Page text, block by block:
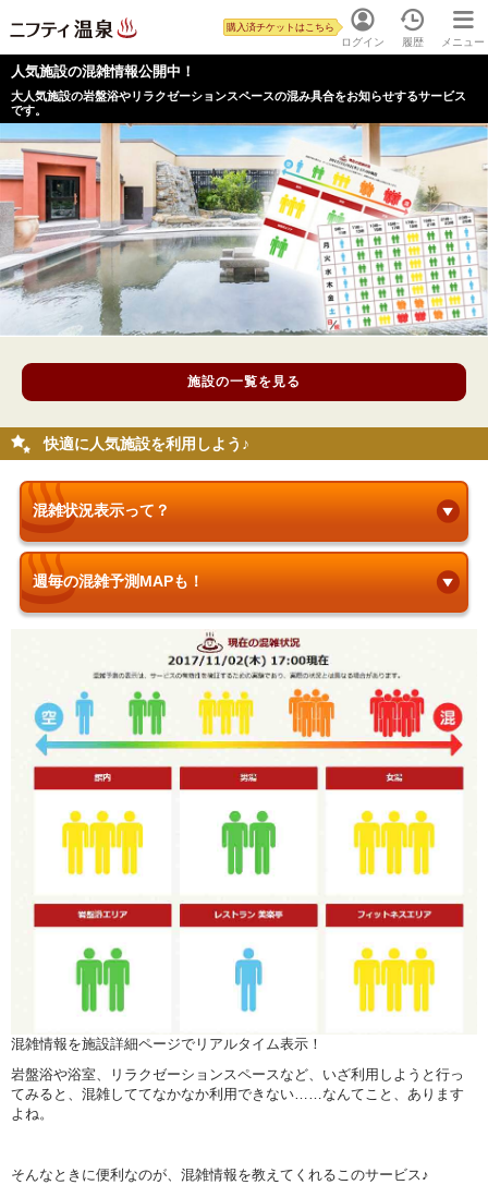
ログイン
購入済チケットはこちら
履歴 メニュー
人気施設の混雑情報公開中！
大人気施設の岩盤浴やリラクゼーションスペースの混み具合をお知らせするサービス
です。
施設の一覧を見る
快適に人気施設を利用しよう♪
混雑状況表示って？
週毎の混雑予測MAPも！
混雑情報を施設詳細ページでリアルタイム表示！
岩盤浴や浴室、リラクゼーションスペースなど、いざ利用しようと行っ
てみると、混雑しててなかなか利用できない……なんてこと、あります
よね。
そんなときに便利なのが、混雑情報を教えてくれるこのサービス♪